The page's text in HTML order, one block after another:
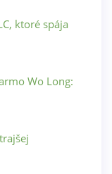
ktoré spája
Wo Long: